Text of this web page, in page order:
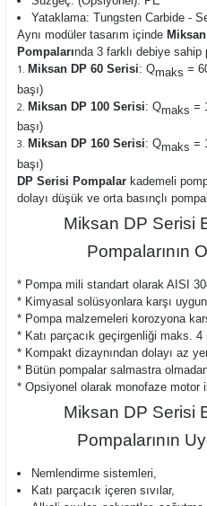
Yataklama: Tungsten Carbide -
Aynı modüler tasarım içinde
Pompalarında 3 farklı debiye sahip
Miksan DP 60 Serisi: Qmaks =
başı)
Miksan DP 100 Serisi: Qmaks =
başı)
Miksan DP 160 Serisi: Qmaks =
başı)
DP Serisi Pompalar kademeli
dolayı düşük ve orta basınçlı
Miksan DP Serisi
Pompalarının
* Pompa mili standart olarak AISI
* Kimyasal solüsyonlara karşı
* Pompa malzemeleri korozyona
* Katı parçacık geçirgenliği maks. 4
* Kompakt dizaynından dolayı az
* Bütün pompalar salmastra
* Opsiyonel olarak monofaze motor
Miksan DP Serisi
Pompalarının
Nemlendirme sistemleri
Katı parçacık içeren sıvılar,